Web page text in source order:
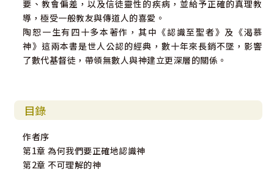
要、教會偏差，以及信徒靈性的疾病，並給予正確的真理教
導，極受一般教友與傳道人的喜愛。
陶恕一生有四十多本著作，其中《認識至聖者》及《渴慕
神》這兩本書是世人公認的經典，數十年來長銷不墜，影響
了數代基督徒，帶領無數人與神建立更深層的關係。
目錄
作者序
第1章 為何我們要正確地認識神
第2章 不可理解的神